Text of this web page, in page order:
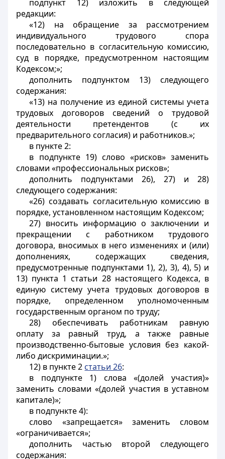
подпункт 12) изложить в следующей
редакции:
«12) на обращение за рассмотрением
индивидуального трудового спора
последовательно в согласительную комиссию,
суд в порядке, предусмотренном настоящим
Кодексом;»;
дополнить подпунктом 13) следующего
содержания:
«13) на получение из единой системы учета
трудовых договоров сведений о трудовой
деятельности претендентов (с их
предварительного согласия) и работников.»;
в пункте 2:
в подпункте 19) слово «рисков» заменить
словами «профессиональных рисков»;
дополнить подпунктами 26), 27) и 28)
следующего содержания:
«26) создавать согласительную комиссию в
порядке, установленном настоящим Кодексом;
27) вносить информацию о заключении и
прекращении с работником трудового
договора, вносимых в него изменениях и (или)
дополнениях, содержащих сведения,
предусмотренные подпунктами 1), 2), 3), 4), 5) и
13) пункта 1 статьи 28 настоящего Кодекса, в
единую систему учета трудовых договоров в
порядке, определенном уполномоченным
государственным органом по труду;
28) обеспечивать работникам равную
оплату за равный труд, а также равные
производственно-бытовые условия без какой-
либо дискриминации.»;
12) в пункте 2 статьи 26:
в подпункте 1) слова «(долей участия)»
заменить словами «(долей участия в уставном
капитале)»;
в подпункте 4):
слово «запрещается» заменить словом
«ограничивается»;
дополнить частью второй следующего
содержания: